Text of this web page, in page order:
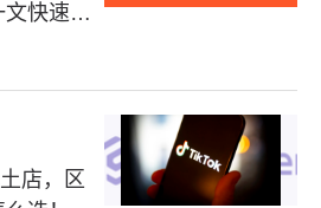
快速上
店，区